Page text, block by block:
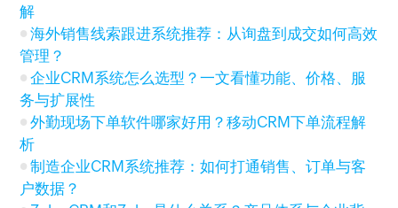
解
海外销售线索跟进系统推荐：从询盘到成交如何高效
管理？
企业CRM系统怎么选型？一文看懂功能、价格、服
务与扩展性
外勤现场下单软件哪家好用？移动CRM下单流程解
析
制造企业CRM系统推荐：如何打通销售、订单与客
户数据？